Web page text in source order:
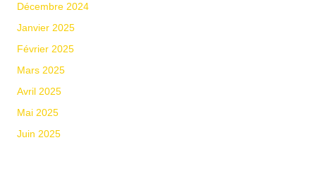
Décembre 2024
Janvier 2025
Février 2025
Mars 2025
Avril 2025
Mai 2025
Juin 2025